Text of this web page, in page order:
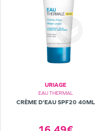
URIAGE
EAU THERMAL
CRÈME D'EAU SPF20 40ML